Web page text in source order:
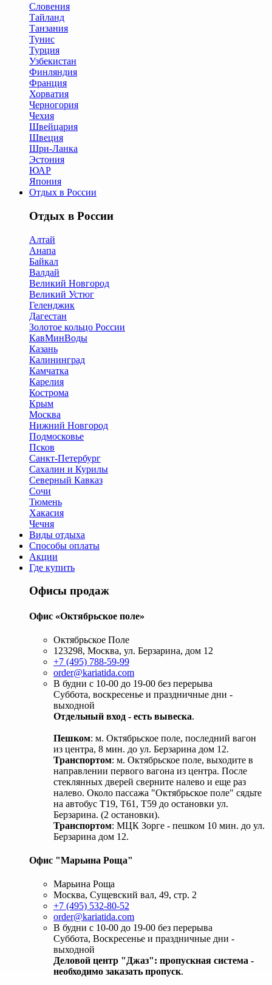
Словения
Тайланд
Танзания
Тунис
Турция
Узбекистан
Финляндия
Франция
Хорватия
Черногория
Чехия
Швейцария
Швеция
Шри-Ланка
Эстония
ЮАР
Япония
Отдых в России
Отдых в России
Алтай
Анапа
Байкал
Валдай
Великий Новгород
Великий Устюг
Геленджик
Дагестан
Золотое кольцо России
КавМинВоды
Казань
Калининград
Камчатка
Карелия
Кострома
Крым
Москва
Нижний Новгород
Подмосковье
Псков
Санкт-Петербург
Сахалин и Курилы
Северный Кавказ
Сочи
Тюмень
Хакасия
Чечня
Виды отдыха
Способы оплаты
Акции
Где купить
Офисы продаж
Офис «Октябрьское поле»
Октябрьское Поле
123298, Москва, ул. Берзарина, дом 12
+7 (495) 788-59-99
order@kariatida.com
В будни с 10-00 до 19-00 без перерыва
Суббота, воскресенье и праздничные дни -
выходной
Отдельный вход - есть вывеска.
Пешком: м. Октябрьское поле, последний вагон
из центра, 8 мин. до ул. Берзарина дом 12.
Транспортом: м. Октябрьское поле, выходите в
направлении первого вагона из центра. После
стеклянных дверей сверните налево и еще раз
налево. Около пассажа "Октябрьское поле" сядьте
на автобус Т19, Т61, Т59 до остановки ул.
Берзарина. (2 остановки).
Транспортом: МЦК Зорге - пешком 10 мин. до ул.
Берзарина дом 12.
Офис "Марьина Роща"
Марьина Роща
Москва, Сущевский вал, 49, стр. 2
+7 (495) 532-80-52
order@kariatida.com
В будни с 10-00 до 19-00 без перерыва
Суббота, Воскресенье и праздничные дни -
выходной
Деловой центр "Джаз": пропускная система -
необходимо заказать пропуск.